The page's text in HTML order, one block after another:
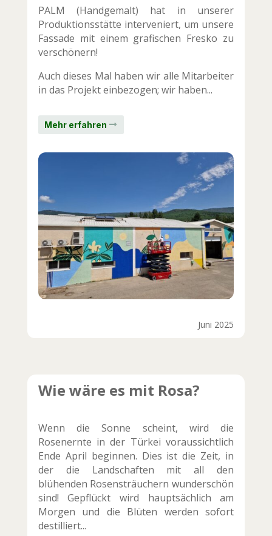
PALM (Handgemalt) hat in unserer
Produktionsstätte interveniert, um unsere
Fassade mit einem grafischen Fresko zu
verschönern!
Auch dieses Mal haben wir alle Mitarbeiter
in das Projekt einbezogen; wir haben...
Mehr erfahren
Juni 2025
Wie wäre es mit Rosa?
Wenn die Sonne scheint, wird die
Rosenernte in der Türkei voraussichtlich
Ende April beginnen. Dies ist die Zeit, in
der die Landschaften mit all den
blühenden Rosensträuchern wunderschön
sind! Gepflückt wird hauptsächlich am
Morgen und die Blüten werden sofort
destilliert...